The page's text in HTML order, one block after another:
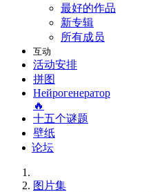
最好的作品
新专辑
所有成员
互动
活动安排
拼图
Нейрогенератор
🔥
十五个谜题
壁纸
论坛
图片集